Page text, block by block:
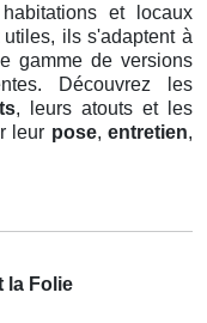
et locaux
ils s'adaptent à
gamme de versions
Découvrez les
, leurs atouts et les
leur pose,entretien,
la Folie